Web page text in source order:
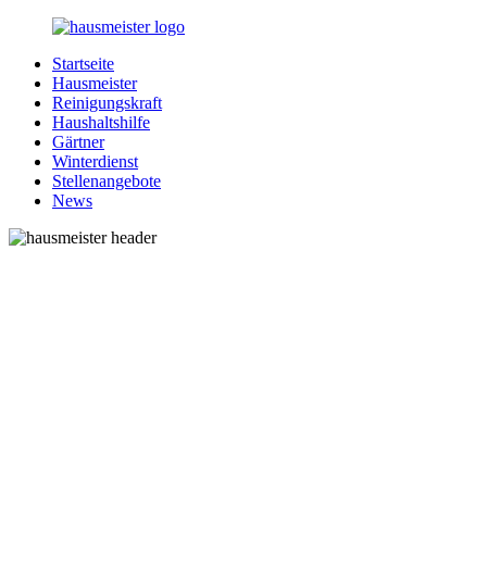
Zurück
Inhalt
Hausmeister.de
Alles
rund
Ihren
Haushalt
Startseite
Hausmeister
Reinigungskraft
Haushaltshilfe
Gärtner
Winterdienst
Stellenangebote
News